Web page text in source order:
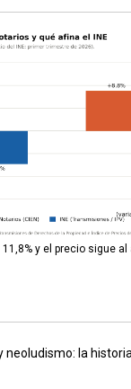
y el precio sigue al
neoludismo: la